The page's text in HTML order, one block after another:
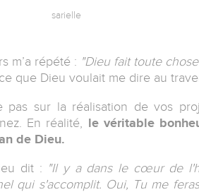
sarielle
m’a répété : "Dieu fait toute
que Dieu voulait me dire au
pas sur la réalisation de vos
En réalité, le véritable
de Dieu.
dit : "Il y a dans le cœur de
qui s'accomplit. Oui, Tu me